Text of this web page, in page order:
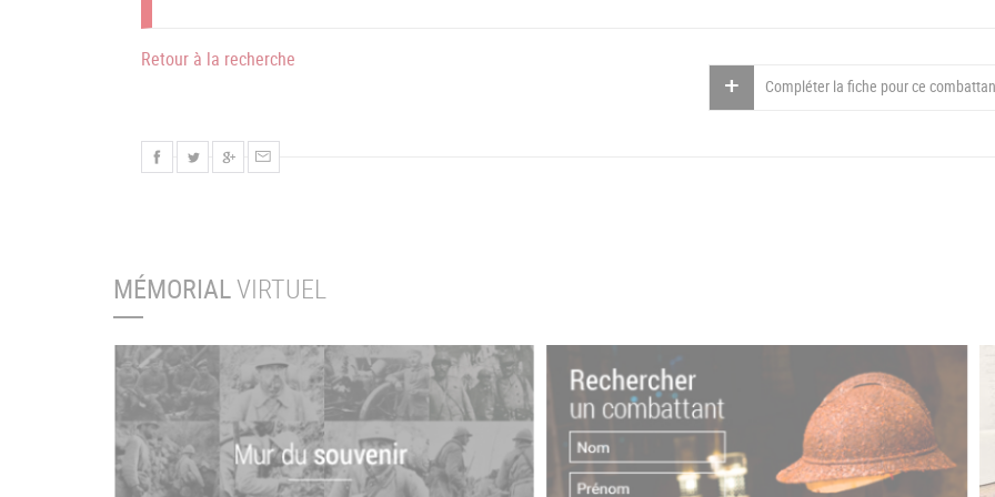
Compléter la fiche pour ce
Retour à la recherche
MÉMORIALVIRTUEL